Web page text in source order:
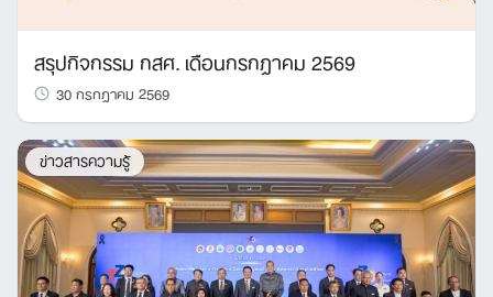
สรุปกิจกรรม กสศ. เดือนกรกฎาคม 2569
30 กรกฎาคม 2569
ข่าวสารความรู้